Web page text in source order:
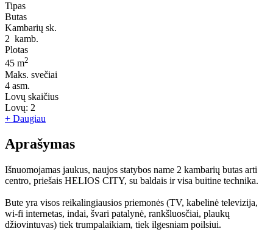
Tipas
Butas
Kambarių sk.
2 kamb.
Plotas
45 m2
Maks. svečiai
4 asm.
Lovų skaičius
Lovų: 2
+ Daugiau
Aprašymas
Išnuomojamas jaukus, naujos statybos name 2 kambarių butas arti
centro, priešais HELIOS CITY, su baldais ir visa buitine technika.
Bute yra visos reikalingiausios priemonės (TV, kabelinė televizija,
wi-fi internetas, indai, švari patalynė, rankšluosčiai, plaukų
džiovintuvas) tiek trumpalaikiam, tiek ilgesniam poilsiui.